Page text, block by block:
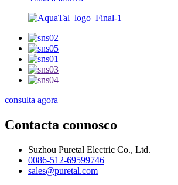
consulta agora
Contacta connosco
Suzhou Puretal Electric Co., Ltd.
0086-512-69599746
sales@puretal.com